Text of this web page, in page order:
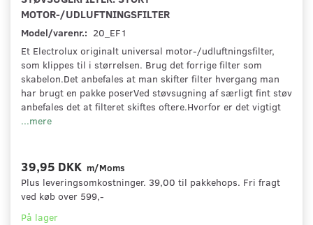
MOTOR-/UDLUFTNINGSFILTER
Model/varenr.: 20_EF1
Et Electrolux originalt universal motor-/udluftningsfilter,
som klippes til i størrelsen. Brug det forrige filter som
skabelon.Det anbefales at man skifter filter hvergang man
har brugt en pakke poserVed støvsugning af særligt fint støv
anbefales det at filteret skiftes oftere.Hvorfor er det vigtigt
...mere
39,95 DKK m/Moms
Plus leveringsomkostninger. 39,00 til pakkehops. Fri fragt
ved køb over 599,-
På lager